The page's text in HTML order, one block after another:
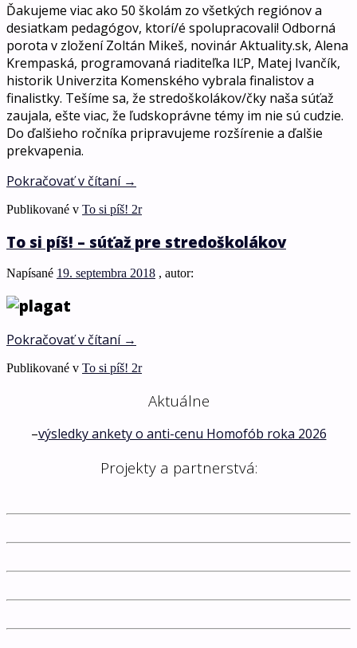
Ďakujeme viac ako 50 školám zo všetkých regiónov a
desiatkam pedagógov, ktorí/é spolupracovali! Odborná
porota v zložení Zoltán Mikeš, novinár Aktuality.sk, Alena
Krempaská, programovaná riaditeľka IĽP, Matej Ivančík,
historik Univerzita Komenského vybrala finalistov a
finalistky. Tešíme sa, že stredoškolákov/čky naša súťaž
zaujala, ešte viac, že ľudskoprávne témy im nie sú cudzie.
Do ďalšieho ročníka pripravujeme rozšírenie a ďalšie
prekvapenia.
Pokračovať v čítaní →
Publikované v To si píš! 2r
To si píš! – súťaž pre stredoškolákov
Napísané 19. septembra 2018 , autor:
Pokračovať v čítaní →
Publikované v To si píš! 2r
Aktuálne
–výsledky ankety o anti-cenu Homofób roka 2026
Projekty a partnerstvá: